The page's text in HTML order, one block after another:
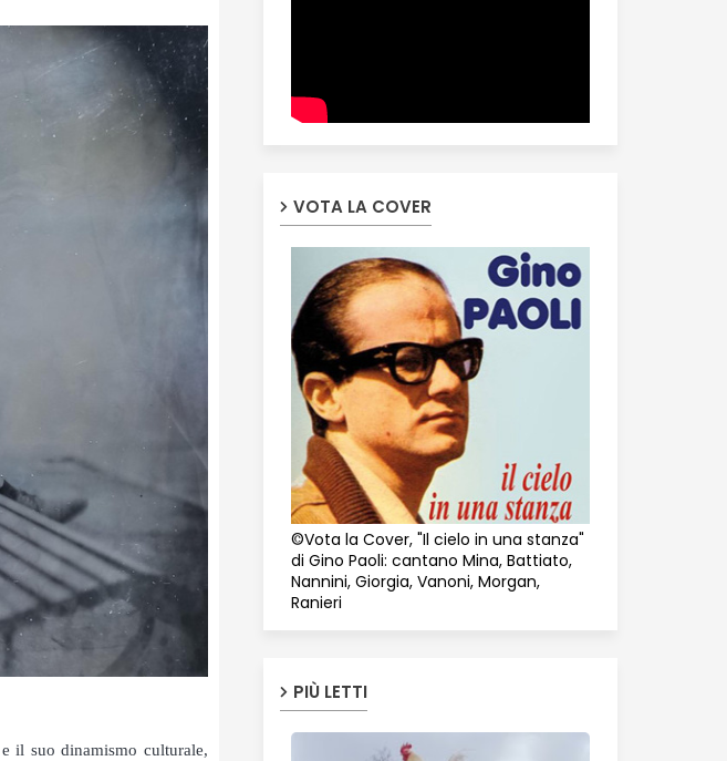
il suo dinamismo culturale,
VOTA LA COVER
©Vota la Cover, "Il cielo in una stanza"
di Gino Paoli: cantano Mina, Battiato,
Nannini, Giorgia, Vanoni, Morgan,
Ranieri
PIÙ LETTI